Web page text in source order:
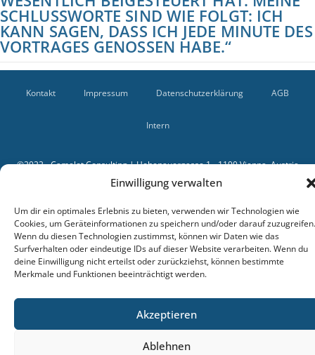
Einwilligung verwalten
Um dir ein optimales Erlebnis zu bieten, verwenden wir Technologien wie
Cookies, um Geräteinformationen zu speichern und/oder darauf zuzugreifen.
Wenn du diesen Technologien zustimmst, können wir Daten wie das
Surfverhalten oder eindeutige IDs auf dieser Website verarbeiten. Wenn du
deine Einwilligung nicht erteilst oder zurückziehst, können bestimmte
Merkmale und Funktionen beeinträchtigt werden.
Akzeptieren
Ablehnen
SCHLUSSWORTE SIND WIE FOLGT: ICH
KANN SAGEN, DASS ICH JEDE MINUTE DES
VORTRAGES GENOSSEN HABE.“
qqilipp
©2022 - Camelot Consulting | Hohenauergasse 1 - 1190 Vienna, Austria
Kontakt Impressum Datenschutzerklärung AGB
Intern